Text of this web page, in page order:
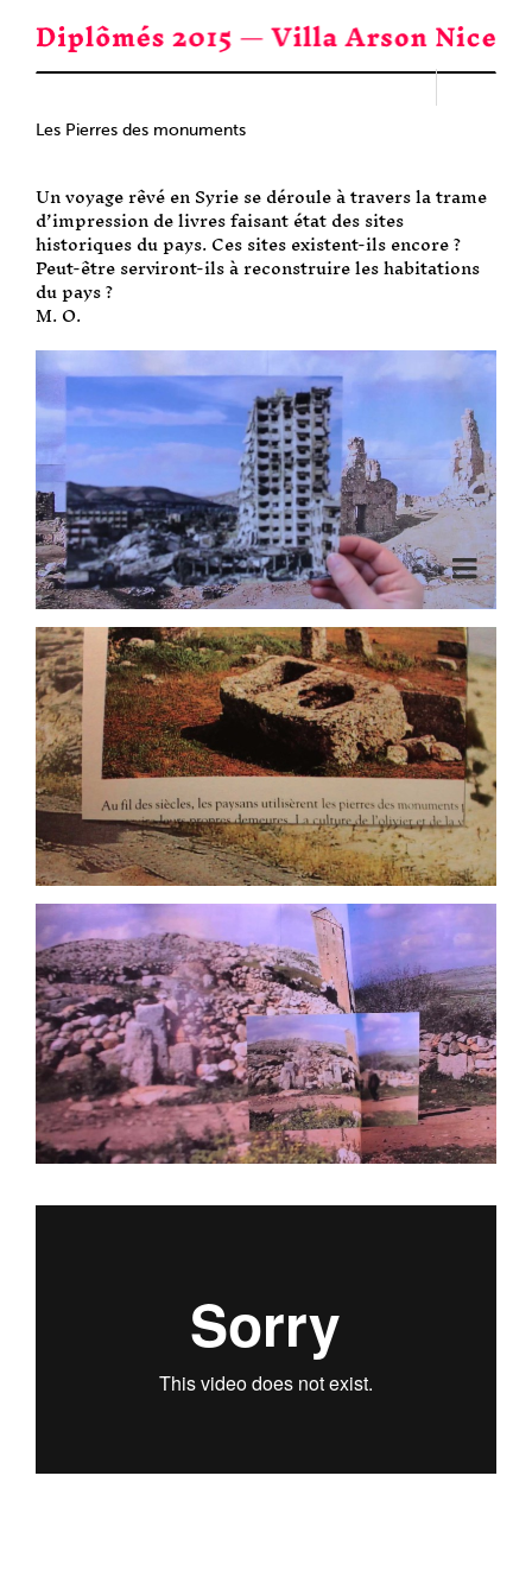
Les Pierres des monuments
Un voyage rêvé en Syrie se déroule à travers la trame
d’impression de livres faisant état des sites
historiques du pays. Ces sites existent-ils encore ?
Peut-être serviront-ils à reconstruire les habitations
du pays ?
M. O.